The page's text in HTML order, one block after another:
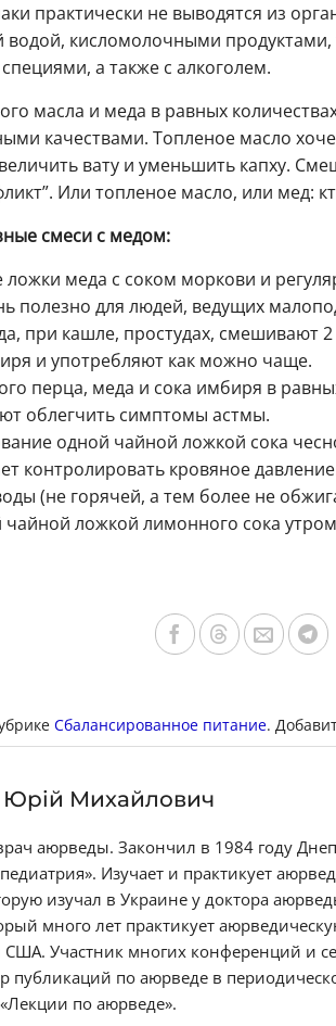
практически не выводятся из
водой, кисломолочными
а также с алкоголем.
масла и меда в равных
качествами. Топленое масло
вату и уменьшить капху.
Или топленое масло, или мед:
смеси с медом:
меда с соком моркови и
полезно для людей, ведущих
при кашле, простудах, смешивают
и употребляют как можно чаще.
перца, меда и сока имбиря в
облегчить симптомы астмы.
одной чайной ложкой сока
контролировать кровяное
(не горячей, а тем более не
ложкой лимонного сока
Сбалансированное питание.
Михайлович
аюрведы. Закончил в 1984 году
Изучает и практикует
изучал в Украине у доктора
много лет практикует
Участник многих конференций и
публикаций по аюрведе в
по аюрведе».